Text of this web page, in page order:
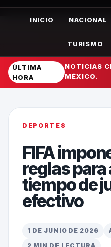
INICIO NACIONAL
TURISMO
ÚLTIMA
HORA
NOTICIAS
MÉXICO.
DEPORTES
FIFA
reglas para
tiempo de
efectivo
1 DE JUNIO DE 2026